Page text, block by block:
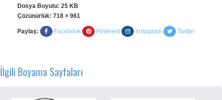
Dosya Boyutu: 25 KB
Çözünürlük: 718 × 961
Paylaş: Facebook Pinterest Instagram Twitter
İlgili Boyama Sayfaları